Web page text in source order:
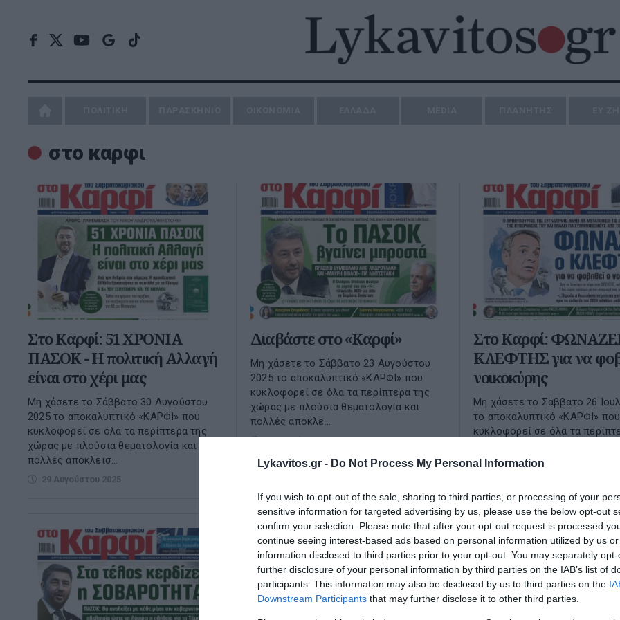
Lykavitos.gr - Do Not Process My Personal Information
If you wish to opt-out of the sale, sharing to third parties, or processing of your
sensitive information for targeted advertising by us, please use the below opt-out
confirm your selection. Please note that after your opt-out request is processed
continue seeing interest-based ads based on personal information utilized by us
information disclosed to third parties prior to your opt-out. You may separately
further disclosure of your personal information by third parties on the IAB’s list of
participants. This information may also be disclosed by us to third parties on the
Downstream Participants that may further disclose it to other third parties.
στο καρφι
Στο Καρφί: 51 ΧΡΟΝΙΑ
ΠΑΣΟΚ - Η πολιτική Αλλαγή
είναι στο χέρι μας
Μη χάσετε το Σάββατο 30 Αυγούστου
2025 το αποκαλυπτικό «ΚΑΡΦΙ» που
κυκλοφορεί σε όλα τα περίπτερα της
χώρας με πλούσια θεματολογία και
πολλές αποκλεισ...
29 Αυγούστου 2025
Διαβάστε στο «Καρφί»
Μη χάσετε το Σάββατο 23 Αυγούστου
2025 το αποκαλυπτικό «ΚΑΡΦΙ» που
κυκλοφορεί σε όλα τα περίπτερα της
χώρας με πλούσια θεματολογία και
πολλές αποκλε...
22 Αυγούστου 2025
Στο Καρφί:
ΚΛΕΦΤΗΣ για να
νοικοκύρης
Μη χάσετε το Σάββατο 26
το αποκαλυπτικό «ΚΑΡΦΙ» που
κυκλοφορεί σε όλα τα
πολλές αποκλειστι...